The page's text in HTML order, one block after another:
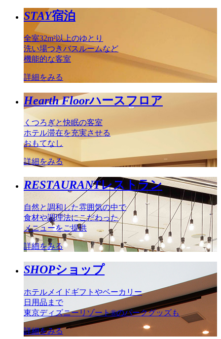
STAY宿泊
全室32m²以上のゆとり
洗い場つきバスルームなど
機能的な客室
詳細をみる
Hearth Floorハースフロア
くつろぎと快眠の客室
ホテル滞在を充実させる
おもてなし
詳細をみる
RESTAURANTレストラン
自然と調和した雰囲気の中で
食材や調理法にこだわった
メニューをご提供
詳細をみる
SHOPショップ
ホテルメイドギフトやベーカリー
日用品まで
東京ディズニーリゾート®のパークグッズも
詳細をみる